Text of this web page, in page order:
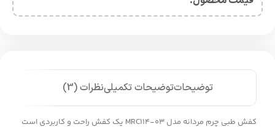
توضیحاتتوضیحات تکمیلینظرات (3)
کفش طبی چرم مردانه مدل MRC114-03 یک کفش راحت و کاربردی است